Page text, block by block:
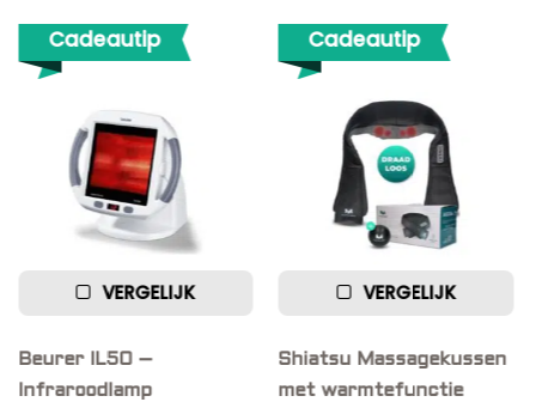
Cadeautip
Shiatsu Massagekussen
met warmtefunctie
Vibrerende
–